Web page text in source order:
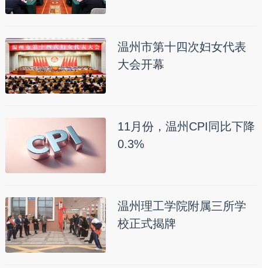
温州市第十四次妇女代表
大会开幕
11月份，温州CPI同比下降
0.3%
温州理工学院附属三所学
校正式揭牌